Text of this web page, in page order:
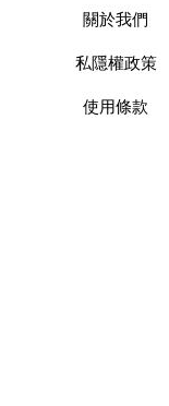
Plans 省下
關於我們
私隱權政策
使用條款